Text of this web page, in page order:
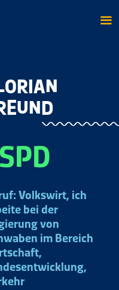
SPD
Volkswirt, ich
bei der
von
im Bereich